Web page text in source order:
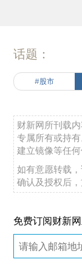
话题：
#股市
财新网所刊载
专属所有或持
建立镜像等任何
如有意愿转载
确认及授权后，
免费订阅财新